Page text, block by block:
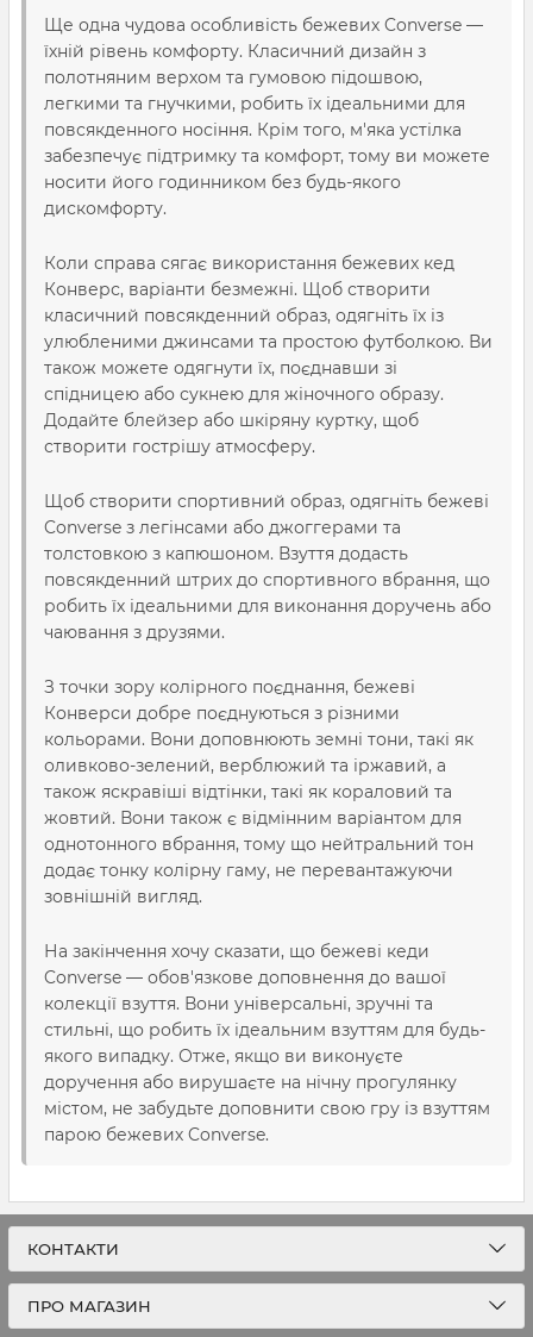
Ще одна чудова особливість бежевих Converse —
їхній рівень комфорту. Класичний дизайн з
полотняним верхом та гумовою підошвою,
легкими та гнучкими, робить їх ідеальними для
повсякденного носіння. Крім того, м'яка устілка
забезпечує підтримку та комфорт, тому ви можете
носити його годинником без будь-якого
дискомфорту.
Коли справа сягає використання бежевих кед
Конверс, варіанти безмежні. Щоб створити
класичний повсякденний образ, одягніть їх із
улюбленими джинсами та простою футболкою. Ви
також можете одягнути їх, поєднавши зі
спідницею або сукнею для жіночного образу.
Додайте блейзер або шкіряну куртку, щоб
створити гострішу атмосферу.
Щоб створити спортивний образ, одягніть бежеві
Converse з легінсами або джоггерами та
толстовкою з капюшоном. Взуття додасть
повсякденний штрих до спортивного вбрання, що
робить їх ідеальними для виконання доручень або
чаювання з друзями.
З точки зору колірного поєднання, бежеві
Конверси добре поєднуються з різними
кольорами. Вони доповнюють земні тони, такі як
оливково-зелений, верблюжий та іржавий, а
також яскравіші відтінки, такі як кораловий та
жовтий. Вони також є відмінним варіантом для
однотонного вбрання, тому що нейтральний тон
додає тонку колірну гаму, не перевантажуючи
зовнішній вигляд.
На закінчення хочу сказати, що бежеві кеди
Converse — обов'язкове доповнення до вашої
колекції взуття. Вони універсальні, зручні та
стильні, що робить їх ідеальним взуттям для будь-
якого випадку. Отже, якщо ви виконуєте
доручення або вирушаєте на нічну прогулянку
містом, не забудьте доповнити свою гру із взуттям
парою бежевих Converse.
КОНТАКТИ
ПРО МАГАЗИН